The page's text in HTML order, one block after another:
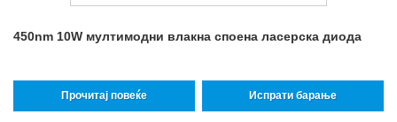
450nm 10W мултимодни влакна споена ласерска диода
Прочитај повеќе Испрати барање